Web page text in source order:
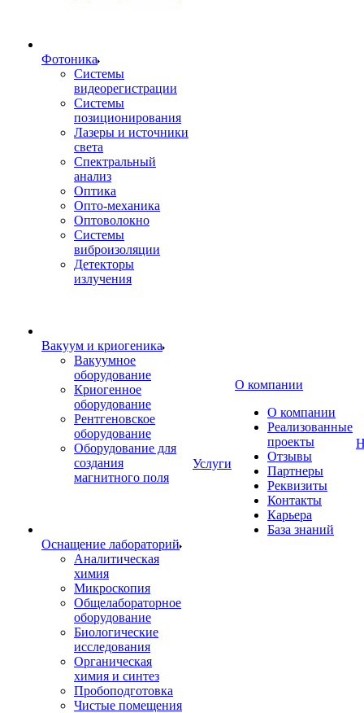
Фотоника
Cистемы
видеорегистрации
Системы
позиционирования
Лазеры и источники
света
Спектральный
анализ
Оптика
Опто-механика
Оптоволокно
Системы
виброизоляции
Детекторы
излучения
Вакуум и криогеника
Вакуумное
оборудование
Криогенное
оборудование
Рентгеновское
оборудование
Оборудование для
создания
магнитного поля
Оснащение лабораторий
Аналитическая
химия
Микроскопия
Общелабораторное
оборудование
Биологические
исследования
Органическая
химия и синтез
Пробоподготовка
Чистые помещения
Услуги
О компании
О компании
Реализованные
проекты
Отзывы
Партнеры
Реквизиты
Контакты
Карьера
База знаний